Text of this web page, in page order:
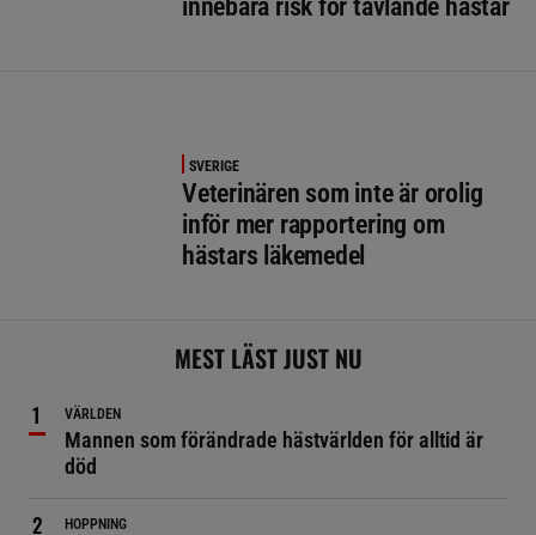
innebära risk för tävlande hästar
SVERIGE
Veterinären som inte är orolig
inför mer rapportering om
hästars läkemedel
MEST LÄST JUST NU
VÄRLDEN
Mannen som förändrade hästvärlden för alltid är
död
HOPPNING